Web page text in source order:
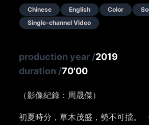
Chinese English Color
Single-channel Video
production year /2019
duration /70'00
（影像紀錄：周晟傑）
初夏時分，草木茂盛，勢不可擋。